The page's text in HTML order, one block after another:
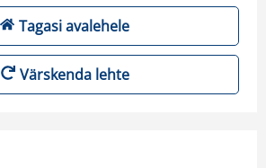
Tagasi avalehele
Värskenda lehte